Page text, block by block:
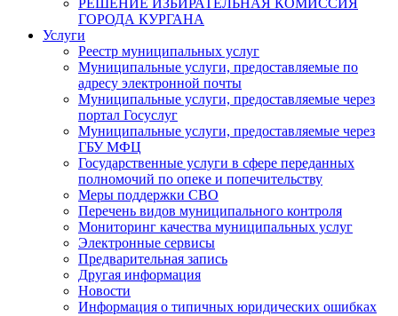
РЕШЕНИЕ ИЗБИРАТЕЛЬНАЯ КОМИССИЯ
ГОРОДА КУРГАНА
Услуги
Реестр муниципальных услуг
Муниципальные услуги, предоставляемые по
адресу электронной почты
Муниципальные услуги, предоставляемые через
портал Госуслуг
Муниципальные услуги, предоставляемые через
ГБУ МФЦ
Государственные услуги в сфере переданных
полномочий по опеке и попечительству
Меры поддержки СВО
Перечень видов муниципального контроля
Мониторинг качества муниципальных услуг
Электронные сервисы
Предварительная запись
Другая информация
Новости
Информация о типичных юридических ошибках